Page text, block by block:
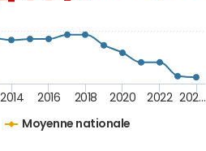
Moyenne nationale
2014 2016 2018 2020 2022 202…